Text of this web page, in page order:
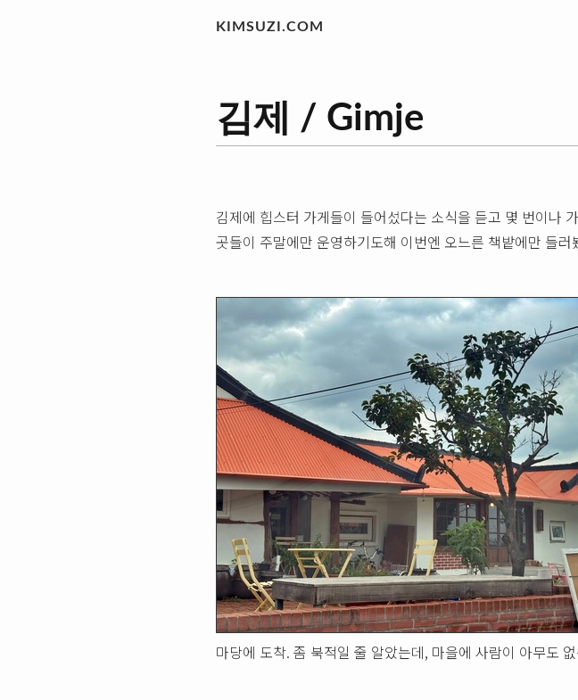
KIMSUZI.COM
김제 / Gimje
김제에 힙스터 가게들이 들어섰다는 소식을 듣고 몇 번이나
곳들이 주말에만 운영하기도해 이번엔 오느른 책밭에만 들
마당에 도착. 좀 북적일 줄 알았는데, 마을에 사람이 아무도